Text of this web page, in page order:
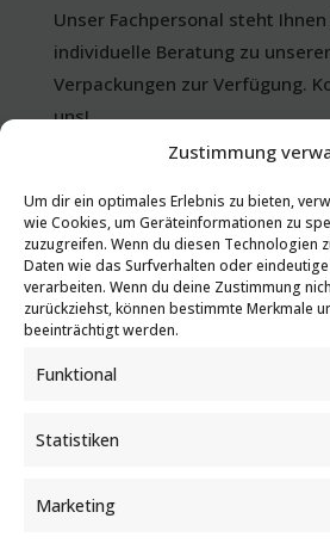
Zustimmung
Um dir ein optimales Erlebnis zu bieten,
wie Cookies, um Geräteinformationen zu
zuzugreifen. Wenn du diesen Technologien
Daten wie das Surfverhalten oder
verarbeiten. Wenn du deine Zustimmung
zurückziehst, können bestimmte Merkmale
beeinträchtigt werden.
Funktional
Statistiken
Marketing
Unser Fachpersonal steht
individuelle Beratung zu
Verpackungen zur Verfügung.
uns!
+43 (0)732 65
E-Mail